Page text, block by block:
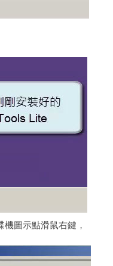
圖示點滑鼠右鍵，